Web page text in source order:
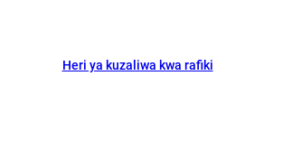
Heri ya kuzaliwa kwa rafiki